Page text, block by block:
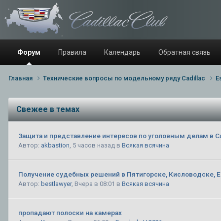
Форум Правила Календарь Обратная связь
Главная Технические вопросы по модельному ряду Cadillac
Свежее в темах
Защита и представление интересов по уголовным делам в
Автор: akbastion 5 часов назад в Всякая всячина
Получение судебных решений в Пятигорске, Кисловодске,
Автор: bestlawyer, Вчера в 08:01 в Всякая всячина
пропадают полоски на камерах